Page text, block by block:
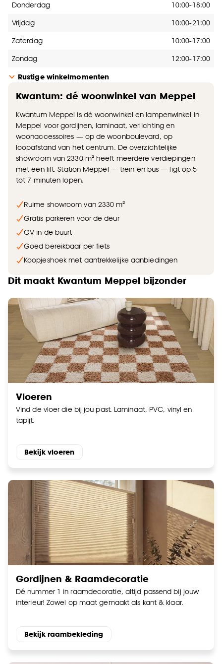
Donderdag 10:00-18:00
Vrijdag 10:00-21:00
Zaterdag 10:00-17:00
Zondag 12:00-17:00
Rustige winkelmomenten
Kwantum: dé woonwinkel van Meppel
Kwantum Meppel is dé woonwinkel en lampenwinkel in
Meppel voor gordijnen, laminaat, verlichting en
woonaccessoires — op de woonboulevard, op
loopafstand van het centrum. De overzichtelijke
showroom van 2330 m² heeft meerdere verdiepingen
met een lift. Station Meppel — trein en bus — ligt op 5
tot 7 minuten lopen.
Ruime showroom van 2330 m²
Gratis parkeren voor de deur
OV in de buurt
Goed bereikbaar per fiets
Koopjeshoek met aantrekkelijke aanbiedingen
Dit maakt Kwantum Meppel bijzonder
Vloeren
Vind de vloer die bij jou past. Laminaat, PVC, vinyl en
tapijt.
Bekijk vloeren
Gordijnen & Raamdecoratie
Dé nummer 1 in raamdecoratie, altijd passend bij jouw
interieur! Zowel op maat gemaakt als kant & klaar.
Bekijk raambekleding